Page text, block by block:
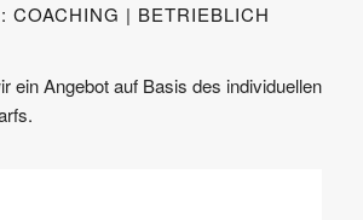
COACHING | BETRIEBLICH
ein Angebot auf Basis des individuellen